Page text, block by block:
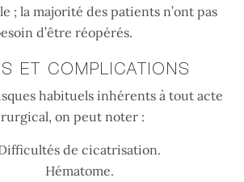
; la majorité des patients n’ont pas
d’être réopérés.
ET COMPLICATIONS
habituels inhérents à tout acte
on peut noter :
de cicatrisation.
Hématome.